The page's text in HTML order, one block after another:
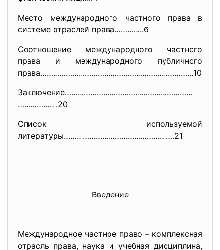
Место международного частного права в
системе отраслей права…………..6
Соотношение международного частного
права и международного публичного
права………………………………………………………………10
Заключение……………………………………………………
……………….20
Список используемой
литературы…………………………………………….21
Введение
Международное частное право – комплексная
отрасль права, наука и учебная дисциплина,